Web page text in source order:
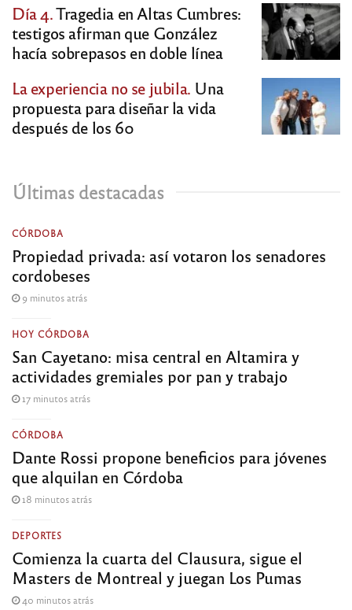
Día 4.Tragedia en Altas Cumbres:
testigos afirman que González
hacía sobrepasos en doble línea
La experiencia no se jubila. Una
propuesta para diseñar la vida
después de los 60
Últimas destacadas
CÓRDOBA
Propiedad privada: así votaron los senadores
cordobeses
9 minutos atrás
HOY CÓRDOBA
San Cayetano: misa central en Altamira y
actividades gremiales por pan y trabajo
17 minutos atrás
CÓRDOBA
Dante Rossi propone beneficios para jóvenes
que alquilan en Córdoba
18 minutos atrás
DEPORTES
Comienza la cuarta del Clausura, sigue el
Masters de Montreal y juegan Los Pumas
40 minutos atrás